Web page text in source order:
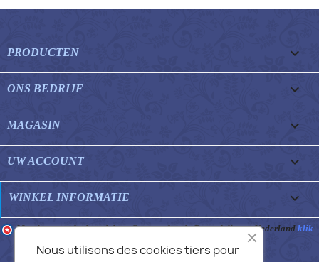
PRODUCTEN 
ONS BEDRIJF 
MAGASIN 
UW ACCOUNT 
WINKEL INFORMATIE keyboard_arrow_down
Merchant goedgekeurd door Gegarandeerde Beoordelingen Nederland klik
Nous utilisons des cookies tiers pour